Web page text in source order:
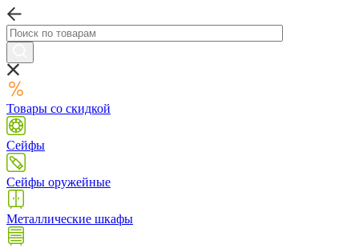
Товары со скидкой
Сейфы
Сейфы оружейные
Металлические шкафы